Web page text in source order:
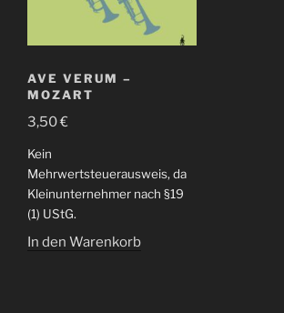
AVE VERUM –
MOZART
3,50€
Kein
Mehrwertsteuerausweis, da
Kleinunternehmer nach §19
(1) UStG.
In den Warenkorb